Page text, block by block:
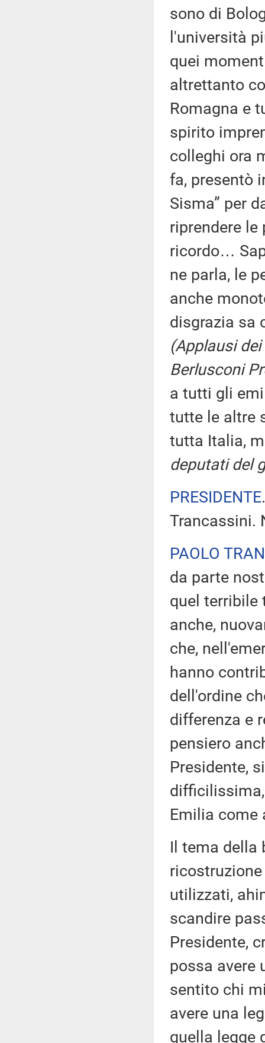
sono di
l'università
quei
altrettanto
Romagna e
spirito
colleghi ora
fa, presentò
Sisma” per
riprendere
ricordo…
ne parla, le
anche
disgrazia sa
(Applausi
Berlusconi
a tutti gli
tutte le altre
tutta Italia,
deputati del
PRESIDENTE
Trancassini.
PAOLO
da parte
quel terribile
anche,
che,
hanno
dell'ordine
differenza e
pensiero
Presidente,
Emilia come
Il tema della
utilizzati,
scandire
Presidente,
possa avere
sentito chi
avere una
quella legge